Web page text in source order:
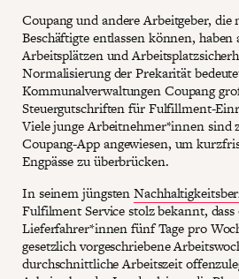
Coupang und andere Arbeitgeber, die
Beschäftigte entlassen können,
Arbeitsplätzen und
Normalisierung der Prekarität
Kommunalverwaltungen Coupang
Steuergutschriften für Fulfillment-
Viele junge Arbeitnehmer*innen sind
Coupang-App angewiesen, um
Engpässe zu überbrücken.
In seinem jüngsten
Fulfilment Service stolz bekannt,
Lieferfahrer*innen fünf Tage pro
gesetzlich vorgeschriebene
durchschnittliche Arbeitszeit